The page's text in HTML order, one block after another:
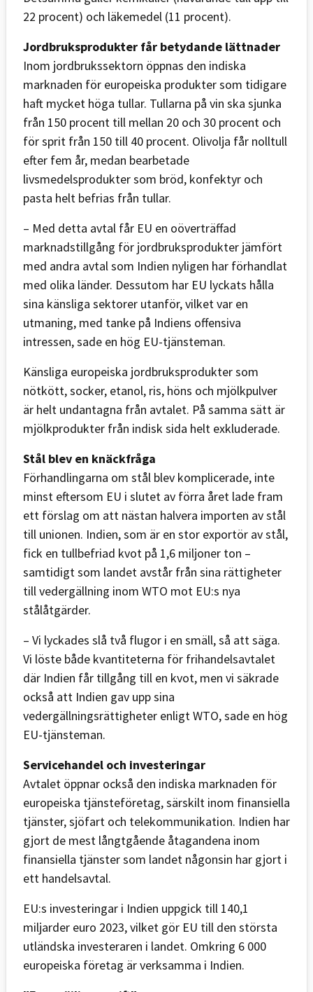
22 procent) och läkemedel (11 procent).
Jordbruksprodukter får betydande lättnader
Inom jordbrukssektorn öppnas den indiska
marknaden för europeiska produkter som tidigare
haft mycket höga tullar. Tullarna på vin ska sjunka
från 150 procent till mellan 20 och 30 procent och
för sprit från 150 till 40 procent. Olivolja får nolltull
efter fem år, medan bearbetade
livsmedelsprodukter som bröd, konfektyr och
pasta helt befrias från tullar.
– Med detta avtal får EU en oöverträffad
marknadstillgång för jordbruksprodukter jämfört
med andra avtal som Indien nyligen har förhandlat
med olika länder. Dessutom har EU lyckats hålla
sina känsliga sektorer utanför, vilket var en
utmaning, med tanke på Indiens offensiva
intressen, sade en hög EU-tjänsteman.
Känsliga europeiska jordbruksprodukter som
nötkött, socker, etanol, ris, höns och mjölkpulver
är helt undantagna från avtalet. På samma sätt är
mjölkprodukter från indisk sida helt exkluderade.
Stål blev en knäckfråga
Förhandlingarna om stål blev komplicerade, inte
minst eftersom EU i slutet av förra året lade fram
ett förslag om att nästan halvera importen av stål
till unionen. Indien, som är en stor exportör av stål,
fick en tullbefriad kvot på 1,6 miljoner ton –
samtidigt som landet avstår från sina rättigheter
till vedergällning inom WTO mot EU:s nya
stålåtgärder.
– Vi lyckades slå två flugor i en smäll, så att säga.
Vi löste både kvantiteterna för frihandelsavtalet
där Indien får tillgång till en kvot, men vi säkrade
också att Indien gav upp sina
vedergällningsrättigheter enligt WTO, sade en hög
EU-tjänsteman.
Servicehandel och investeringar
Avtalet öppnar också den indiska marknaden för
europeiska tjänsteföretag, särskilt inom finansiella
tjänster, sjöfart och telekommunikation. Indien har
gjort de mest långtgående åtagandena inom
finansiella tjänster som landet någonsin har gjort i
ett handelsavtal.
EU:s investeringar i Indien uppgick till 140,1
miljarder euro 2023, vilket gör EU till den största
utländska investeraren i landet. Omkring 6 000
europeiska företag är verksamma i Indien.